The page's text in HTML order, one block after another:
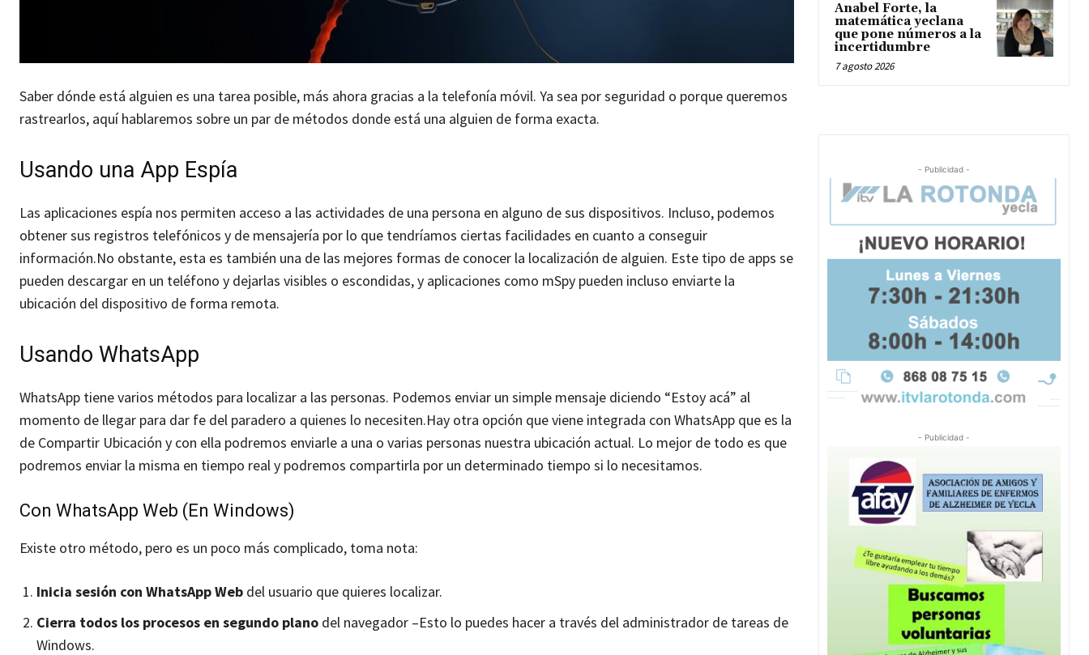
Saber dónde está alguien es una tarea posible, más ahora gracias a la telefonía móvil. Ya sea por seguridad o porque queremos
rastrearlos, aquí hablaremos sobre un par de métodos donde está una alguien de forma exacta.
Usando una App Espía
Las aplicaciones espía nos permiten acceso a las actividades de una persona en alguno de sus dispositivos. Incluso, podemos
obtener sus registros telefónicos y de mensajería por lo que tendríamos ciertas facilidades en cuanto a conseguir
información.No obstante, esta es también una de las mejores formas de conocer la localización de alguien. Este tipo de apps se
pueden descargar en un teléfono y dejarlas visibles o escondidas, y aplicaciones como mSpy pueden incluso enviarte la
ubicación del dispositivo de forma remota.
Usando WhatsApp
WhatsApp tiene varios métodos para localizar a las personas. Podemos enviar un simple mensaje diciendo “Estoy acá” al
momento de llegar para dar fe del paradero a quienes lo necesiten.Hay otra opción que viene integrada con WhatsApp que es la
de Compartir Ubicación y con ella podremos enviarle a una o varias personas nuestra ubicación actual. Lo mejor de todo es que
podremos enviar la misma en tiempo real y podremos compartirla por un determinado tiempo si lo necesitamos.
Con WhatsApp Web (En Windows)
Existe otro método, pero es un poco más complicado, toma nota:
Inicia sesión con WhatsApp Web del usuario que quieres localizar.
Cierra todos los procesos en segundo plano del navegador –Esto lo puedes hacer a través del administrador de tareas de
Windows.
Anabel Forte, la
matemática yeclana
que pone números a la
incertidumbre
7 agosto 2026
- Publicidad -
- Publicidad -